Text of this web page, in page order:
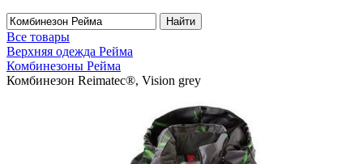
Найти
Все товары
Верхняя одежда Рейма
Комбинезоны Рейма
Комбинезон Reimatec®, Vision grey